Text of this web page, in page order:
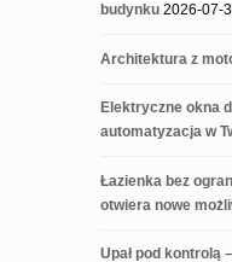
budynku 2026-07-
Architektura z
Elektryczne okna
automatyzacja w
Łazienka bez
otwiera nowe
Upał pod kontrolą